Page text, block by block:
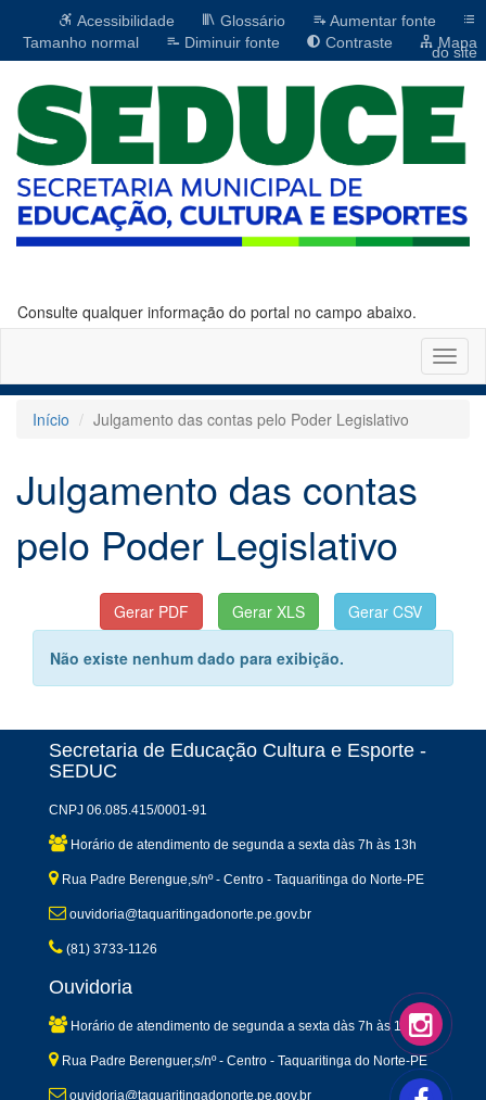
Acessibilidade Glossário
Aumentar fonte
Tamanho normal
Diminuir fonte Contraste Mapa
do site
Consulte qualquer informação do portal no campo abaixo.
Início
Julgamento das contas pelo Poder Legislativo
Julgamento das contas
pelo Poder Legislativo
Não existe nenhum dado para exibição.
Secretaria de Educação Cultura e Esporte -
SEDUC
CNPJ 06.085.415/0001-91
Horário de atendimento de segunda a sexta dàs 7h às 13h
Rua Padre Berengue,s/nº - Centro - Taquaritinga do Norte-PE
ouvidoria@taquaritingadonorte.pe.gov.br
(81) 3733-1126
Ouvidoria
Horário de atendimento de segunda a sexta dàs 7h às 13h
Rua Padre Berenguer,s/nº - Centro - Taquaritinga do Norte-PE
ouvidoria@taquaritingadonorte.pe.gov.br